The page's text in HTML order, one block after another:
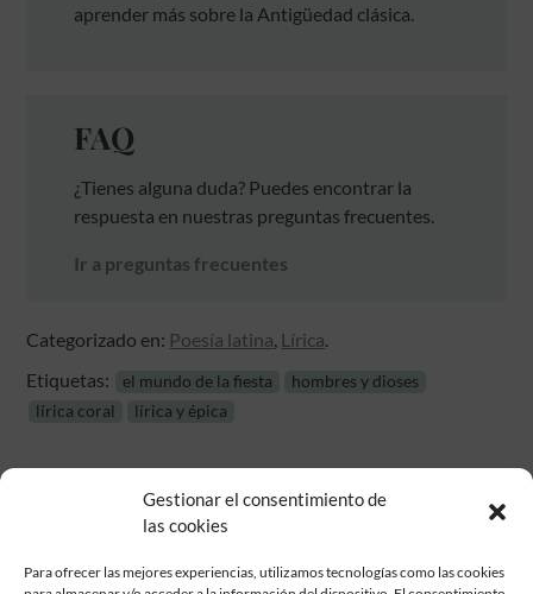
Gestionar el consentimiento de
las cookies
Para ofrecer las mejores experiencias, utilizamos tecnologías como las cookies
aprender más sobre la Antigüedad clásica.
FAQ
¿Tienes alguna duda? Puedes encontrar la
respuesta en nuestras preguntas frecuentes.
Ir a preguntas frecuentes
Categorizado en: Poesía latina Lírica
Etiquetas:
el mundo de la fiesta
hombres y dioses
lírica coral
lírica y épica